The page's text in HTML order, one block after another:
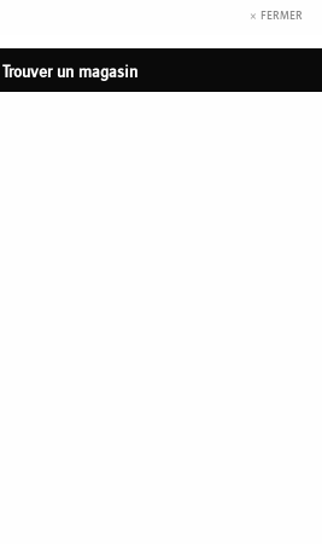
× FERMER
Trouver un magasin